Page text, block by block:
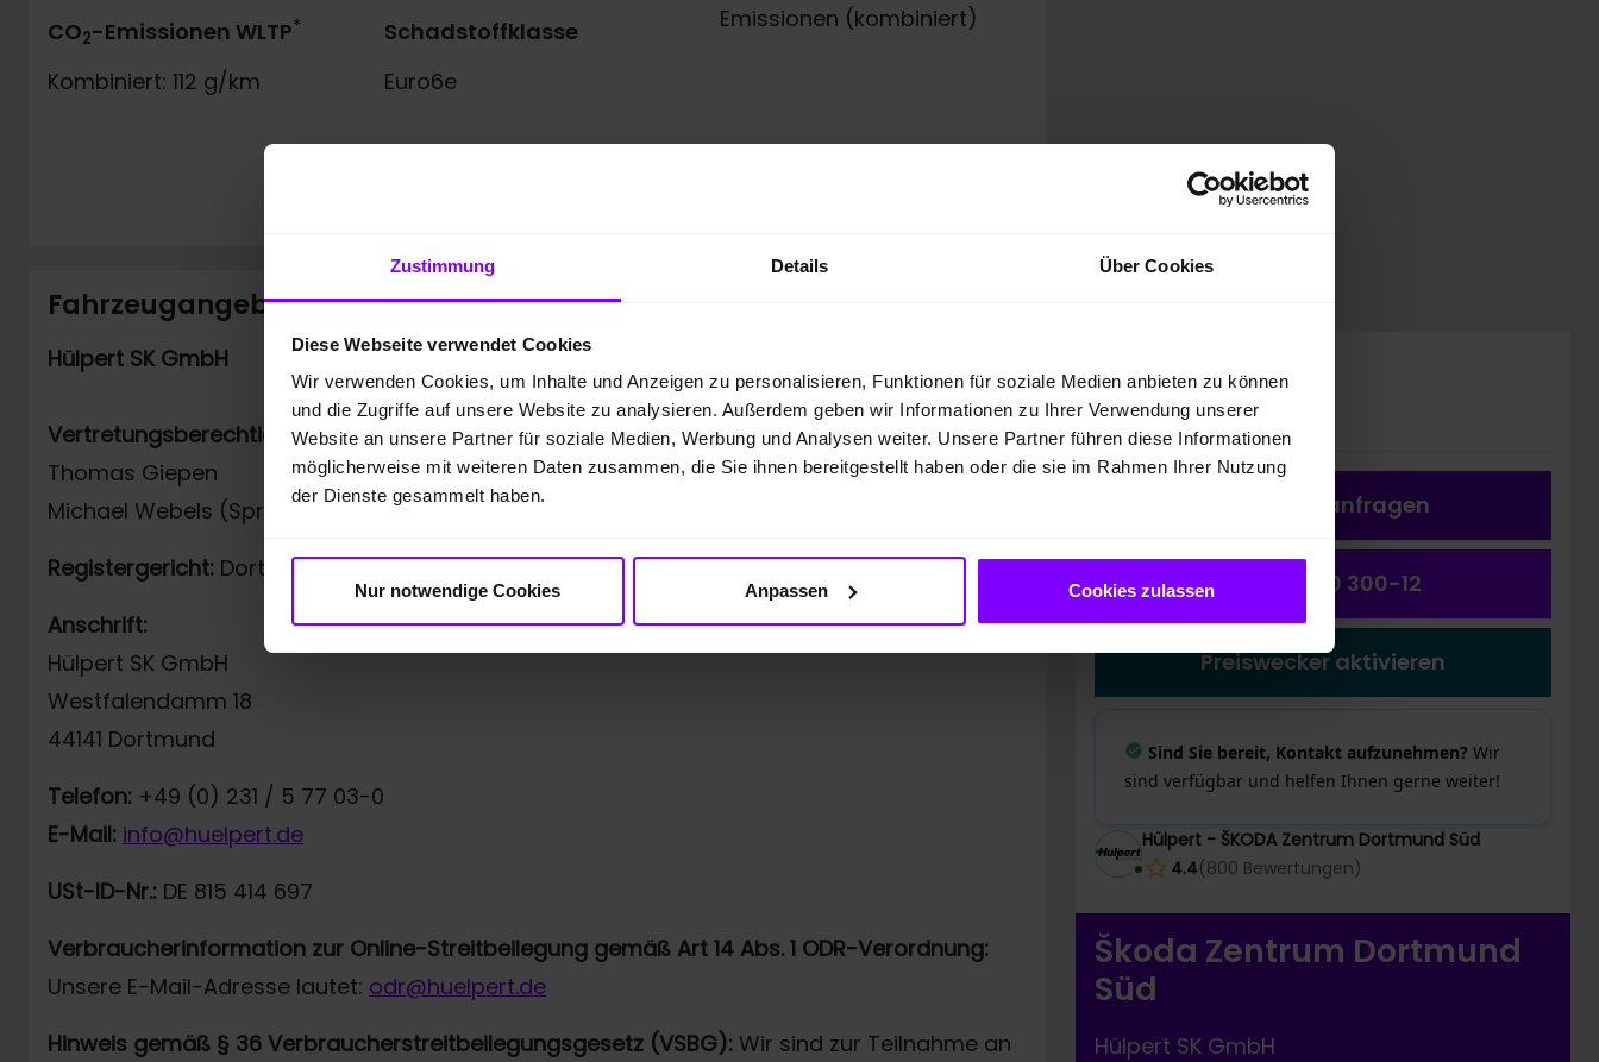
Zustimmung Details Über Cookies
Diese Webseite verwendet Cookies
Wir verwenden Cookies, um Inhalte und Anzeigen zu personalisieren, Funktionen für soziale Medien anbieten zu können
und die Zugriffe auf unsere Website zu analysieren. Außerdem geben wir Informationen zu Ihrer Verwendung unserer
Website an unsere Partner für soziale Medien, Werbung und Analysen weiter. Unsere Partner führen diese Informationen
möglicherweise mit weiteren Daten zusammen, die Sie ihnen bereitgestellt haben oder die sie im Rahmen Ihrer Nutzung
der Dienste gesammelt haben.
Nur notwendige Cookies Anpassen Cookies zulassen
CO2-Emissionen WLTP*
Kombiniert: 112 g/km
Schadstoffklasse
Euro6e
Emissionen (kombiniert)
Fahrzeugangebot der Hülpert SK GmbH
Hülpert SK GmbH
Vertretungsberechtigt:
Thomas Giepen
Michael Webels (Sprecher der Geschäftsführung)
Registergericht: Dortmund, HRB 23748
Anschrift:
Hülpert SK GmbH
Westfalendamm 18
44141 Dortmund
Telefon: +49 (0) 231 / 5 77 03-0
E-Mail: info@huelpert.de
USt-ID-Nr.: DE 815 414 697
Verbraucherinformation zur Online-Streitbeilegung gemäß Art 14 Abs. 1 ODR-Verordnung:
Unsere E-Mail-Adresse lautet: odr@huelpert.de
Hinweis gemäß § 36 Verbraucherstreitbeilegungsgesetz (VSBG): Wir sind zur Teilnahme an
22.944,00 EUR
Fahrzeug anfragen
(0231) 550 300-12
Preiswecker aktivieren
Sind Sie bereit, Kontakt aufzunehmen? Wir
sind verfügbar und helfen Ihnen gerne weiter!
Hülpert - ŠKODA Zentrum Dortmund Süd
4.4(800 Bewertungen)
Škoda Zentrum Dortmund
Süd
Hülpert SK GmbH